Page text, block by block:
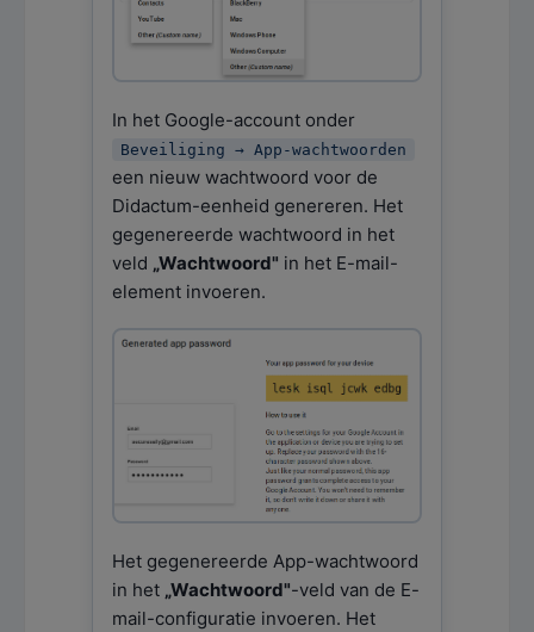
In het Google-account onder
Beveiliging → App-wachtwoorden
een nieuw wachtwoord voor de
Didactum-eenheid genereren. Het
gegenereerde wachtwoord in het
veld „Wachtwoord" in het E-mail-
element invoeren.
Het gegenereerde App-wachtwoord
in het „Wachtwoord"-veld van de E-
mail-configuratie invoeren. Het